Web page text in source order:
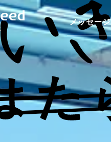
メッセージ